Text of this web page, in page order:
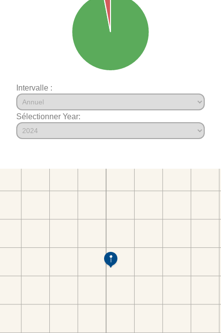
Intervalle :
Sélectionner Year: